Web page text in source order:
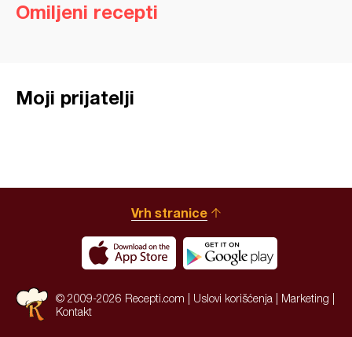
Omiljeni recepti
Moji prijatelji
Vrh stranice
© 2009-2026 Recepti.com | Uslovi korišćenja Marketing
Kontakt